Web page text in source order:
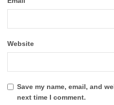
Website
Save my name, email, and
next time I comment.